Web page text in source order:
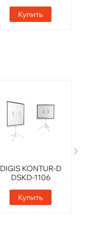
Купить
DIGIS KONTUR-D
DSKD-1106
Купить